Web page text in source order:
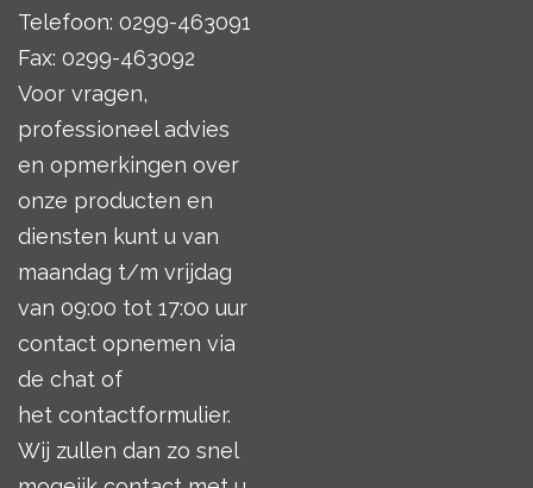
Telefoon: 0299-463091
Fax: 0299-463092
Voor vragen,
professioneel advies
en opmerkingen over
onze producten en
diensten kunt u van
maandag t/m vrijdag
van 09:00 tot 17:00 uur
contact opnemen via
de chat of
het contactformulier.
Wij zullen dan zo snel